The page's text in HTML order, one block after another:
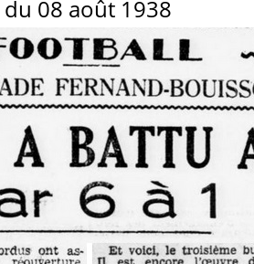
du 08 août 1938